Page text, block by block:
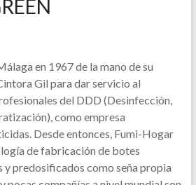
en 1967 de la mano de su
Gil para dar servicio al
del DDD (Desinfección,
como empresa
Desde entonces, Fumi-Hogar
de fabricación de botes
y predosificados como seña propia